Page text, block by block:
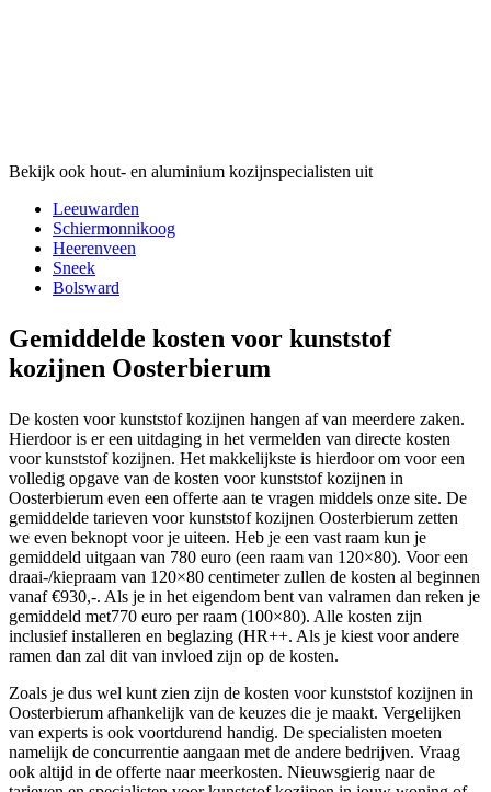
Bekijk ook hout- en aluminium kozijnspecialisten uit
Leeuwarden
Schiermonnikoog
Heerenveen
Sneek
Bolsward
Gemiddelde kosten voor kunststof
kozijnen Oosterbierum
De kosten voor kunststof kozijnen hangen af van meerdere zaken.
Hierdoor is er een uitdaging in het vermelden van directe kosten
voor kunststof kozijnen. Het makkelijkste is hierdoor om voor een
volledig opgave van de kosten voor kunststof kozijnen in
Oosterbierum even een offerte aan te vragen middels onze site. De
gemiddelde tarieven voor kunststof kozijnen Oosterbierum zetten
we even beknopt voor je uiteen. Heb je een vast raam kun je
gemiddeld uitgaan van 780 euro (een raam van 120×80). Voor een
draai-/kiepraam van 120×80 centimeter zullen de kosten al beginnen
vanaf €930,-. Als je in het eigendom bent van valramen dan reken je
gemiddeld met770 euro per raam (100×80). Alle kosten zijn
inclusief installeren en beglazing (HR++. Als je kiest voor andere
ramen dan zal dit van invloed zijn op de kosten.
Zoals je dus wel kunt zien zijn de kosten voor kunststof kozijnen in
Oosterbierum afhankelijk van de keuzes die je maakt. Vergelijken
van experts is ook voortdurend handig. De specialisten moeten
namelijk de concurrentie aangaan met de andere bedrijven. Vraag
ook altijd in de offerte naar meerkosten. Nieuwsgierig naar de